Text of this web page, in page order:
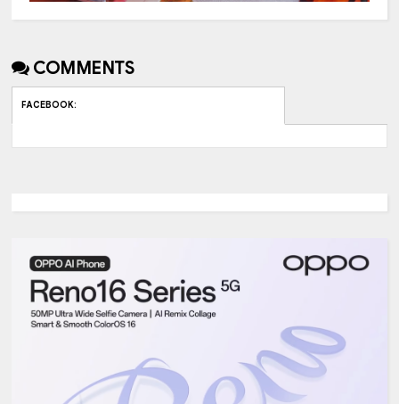
COMMENTS
FACEBOOK: